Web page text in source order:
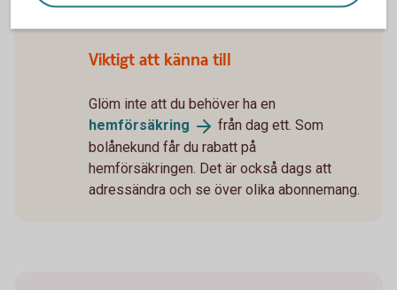
behövs.
Viktigt att känna till
Glöm inte att du behöver ha en
hemförsäkring
från dag ett. Som
bolånekund får du rabatt på
hemförsäkringen. Det är också dags att
adressändra och se över olika abonnemang.